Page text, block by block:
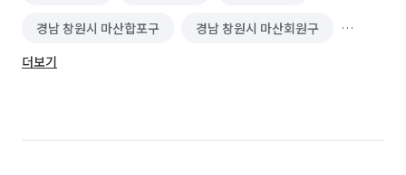
경남 창원시 마산합포구 경남 창원시 마산회원구
경남 창원시 성산구
더보기